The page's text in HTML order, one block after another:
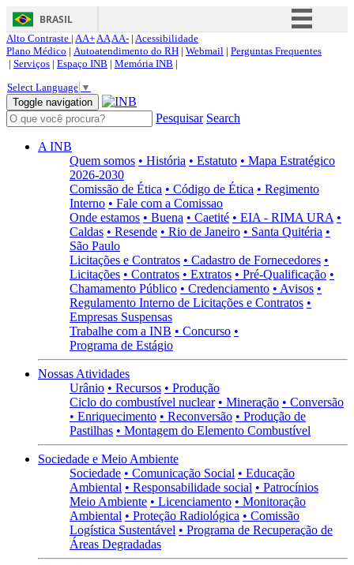
BRASIL
Simplifique!
Acesso à informação
Canais
Alto Contraste | AA+AAAA- | Acessibilidade
Plano Médico | Autoatendimento do RH | Webmail | Perguntas Frequentes
| Serviços | Espaço INB | Memória INB |
Select Language ▼
Toggle navigation
Pesquisar Search
A INB
Quem somos • História • Estatuto • Mapa Estratégico
2026-2030
Comissão de Ética • Código de Ética • Regimento
Interno • Fale com a Comissao
Onde estamos • Buena • Caetité • EIA - RIMA URA •
Caldas • Resende • Rio de Janeiro • Santa Quitéria •
São Paulo
Licitações e Contratos • Cadastro de Fornecedores •
Licitações • Contratos • Extratos • Pré-Qualificação •
Chamamento Público • Credenciamento • Avisos •
Regulamento Interno de Licitações e Contratos •
Empresas Suspensas
Trabalhe com a INB • Concurso •
Programa de Estágio
Nossas Atividades
Urânio • Recursos • Produção
Ciclo do combustível nuclear • Mineração • Conversão
• Enriquecimento • Reconversão • Produção de
Pastilhas • Montagem do Elemento Combustível
Sociedade e Meio Ambiente
Sociedade • Comunicação Social • Educação
Ambiental • Responsabilidade social • Patrocínios
Meio Ambiente • Licenciamento • Monitoração
Ambiental • Proteção Radiológica • Comissão
Logística Sustentável • Programa de Recuperação de
Áreas Degradadas